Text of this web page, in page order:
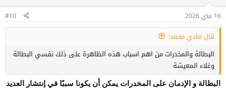
16 ماي 2026 #10
قال فادي محمد:
البطالة والمخدرات من اهم اسباب هذه الظاهرة على ذلك نفسي البطالة
وغلاء المعيشة
البطالة و الإدمان على المخدرات يمكن أن يكونا سببًا في إنتشار العديد